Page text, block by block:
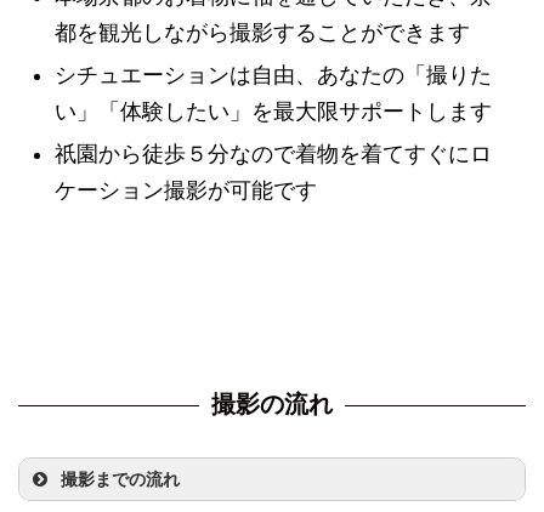
都を観光しながら撮影することができます
シチュエーションは自由、あなたの「撮りた
い」「体験したい」を最大限サポートします
祇園から徒歩５分なので着物を着てすぐにロ
ケーション撮影が可能です
撮影の流れ
撮影までの流れ